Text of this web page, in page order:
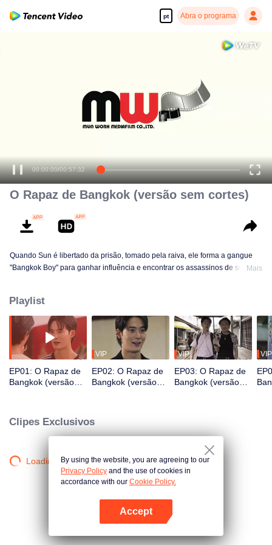
pt Abra o programa
Abra o programa
00:00:00/00:57:32
O Rapaz de Bangkok (versão sem cortes)
Quando Sun é libertado da prisão, tomado pela raiva, ele forma a gangue
"Bangkok Boy" para ganhar influência e encontrar os assassinos de seu pai
o pai e o irmão mais velho de Peach são os assassinos de seu pai e seu
melhor amigo.
Mais
Playlist
EP01: O Rapaz de
Bangkok (versão
VIP
EP02: O Rapaz de
Bangkok (versão
VIP
EP03: O Rapaz de
Bangkok (versão
VIP
Clipes Exclusivos
Loading…By using the website, you are agreeing to our
Privacy Policy and the use of cookies in
accordance with our Cookie Policy.
Accept